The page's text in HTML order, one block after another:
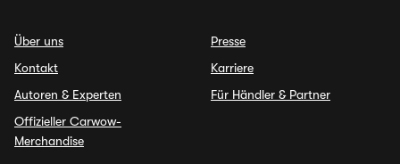
Über uns
Kontakt
Autoren & Experten
Offizieller Carwow-
Merchandise
Presse
Karriere
Für Händler & Partner